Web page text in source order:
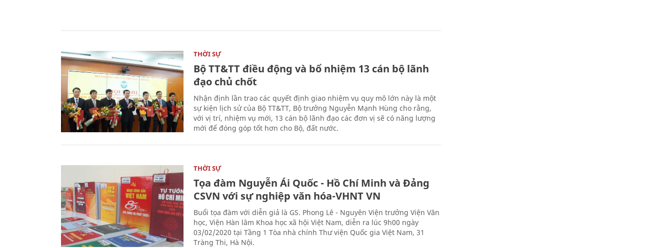
THỜI SỰ
Bộ TT&TT điều động và bổ nhiệm 13 cán bộ lãnh
đạo chủ chốt
Nhận định lần trao các quyết định giao nhiệm vụ quy mô lớn này là một
sự kiện lịch sử của Bộ TT&TT, Bộ trưởng Nguyễn Mạnh Hùng cho rằng,
với vị trí, nhiệm vụ mới, 13 cán bộ lãnh đạo các đơn vị sẽ có năng lượng
mới để đóng góp tốt hơn cho Bộ, đất nước.
THỜI SỰ
Tọa đàm Nguyễn Ái Quốc - Hồ Chí Minh và Đảng
CSVN với sự nghiệp văn hóa-VHNT VN
Buổi tọa đàm với diễn giả là GS. Phong Lê - Nguyên Viện trưởng Viện Văn
học, Viện Hàn lâm Khoa học xã hội Việt Nam, diễn ra lúc 9h00 ngày
03/02/2020 tại Tầng 1 Tòa nhà chính Thư viện Quốc gia Việt Nam, 31
Tràng Thi, Hà Nội.